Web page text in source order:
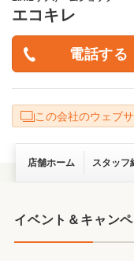
エコキレ
この会社のウェブ
店舗ホーム スタッフ
イベント＆キャン